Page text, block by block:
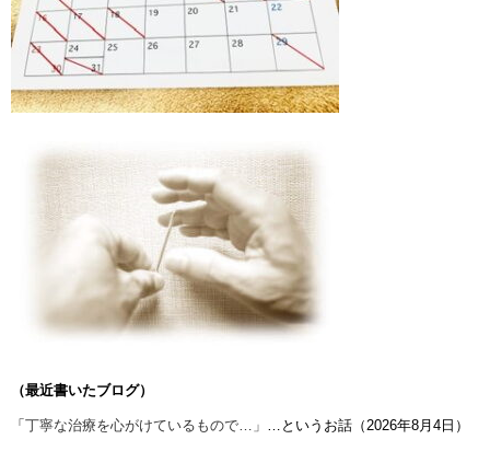
（最近書いたブログ）
「 丁寧な治療を心がけているもので…」 …というお話（2026年8月4日）